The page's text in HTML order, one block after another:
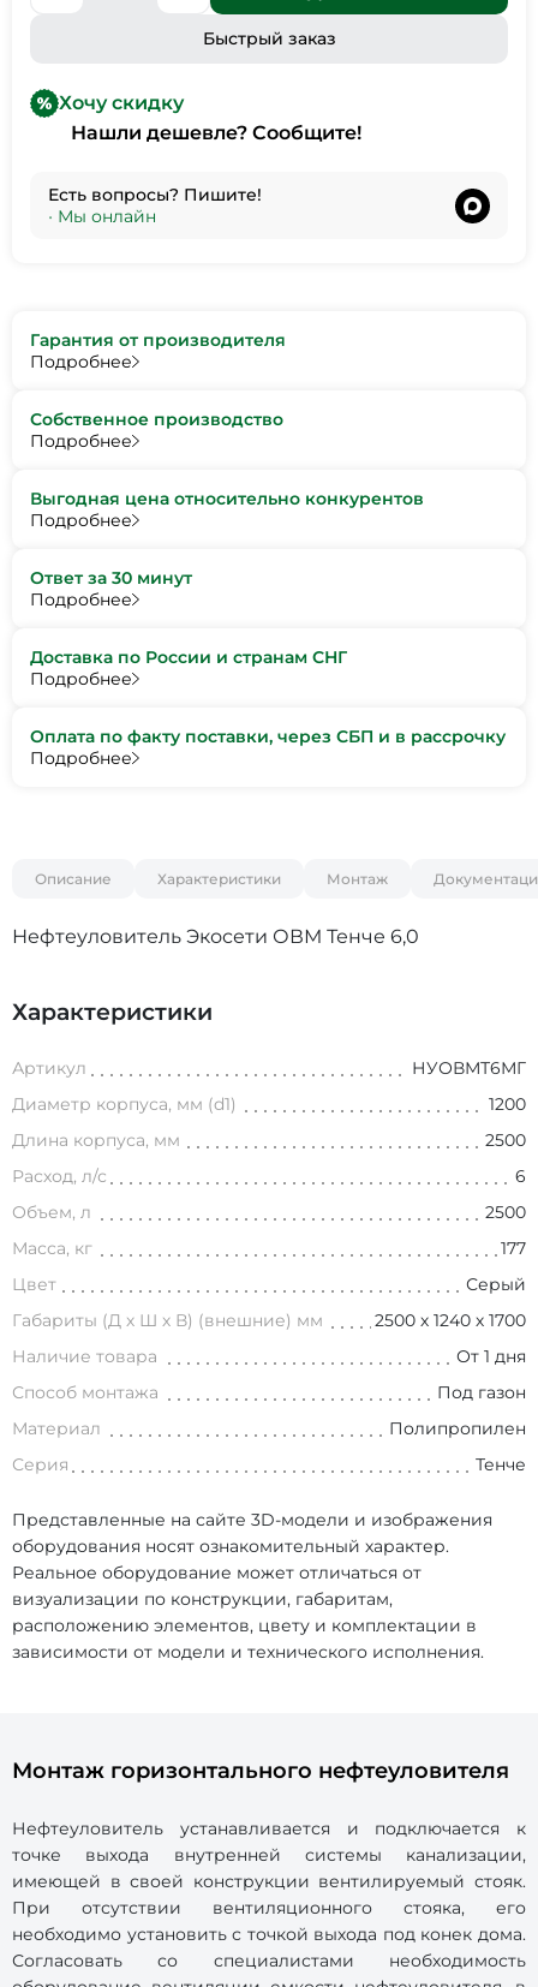
Быстрый заказ
Хочу скидку
Нашли дешевле? Сообщите!
Есть вопросы? Пишите!
• Мы онлайн
Гарантия от производителя
Подробнее
Собственное производство
Подробнее
Выгодная цена относительно конкурентов
Подробнее
Ответ за 30 минут
Подробнее
Доставка по России и странам СНГ
Подробнее
Оплата по факту поставки, через СБП и в рассрочку
Подробнее
Описание Характеристики Монтаж
Нефтеуловитель Экосети ОВМ Тенче 6,0
Характеристики
Артикул
НУОВМТ6МГ
Диаметр корпуса, мм (d1)
1200
Длина корпуса, мм
2500
Расход, л/с
6
Объем, л
2500
Масса, кг
177
Цвет
Серый
Габариты (Д х Ш х В) (внешние) мм
2500 х 1240 х 1700
Наличие товара
От 1 дня
Способ монтажа
Под газон
Материал
Полипропилен
Серия
Тенче
Представленные на сайте 3D-модели и изображения
оборудования носят ознакомительный характер.
Реальное оборудование может отличаться от
визуализации по конструкции, габаритам,
расположению элементов, цвету и комплектации в
зависимости от модели и технического исполнения.
Монтаж горизонтального нефтеуловителя
Нефтеуловитель устанавливается и подключается к
точке выхода внутренней системы канализации,
имеющей в своей конструкции вентилируемый стояк.
При отсутствии вентиляционного стояка, его
необходимо установить с точкой выхода под конек дома.
Согласовать со специалистами необходимость